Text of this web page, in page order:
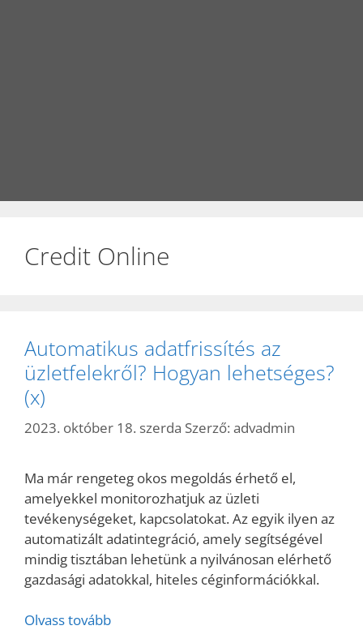
Credit Online
Automatikus adatfrissítés az
üzletfelekről? Hogyan lehetséges?
(x)
2023. október 18. szerda Szerző: advadmin
Ma már rengeteg okos megoldás érhető el,
amelyekkel monitorozhatjuk az üzleti
tevékenységeket, kapcsolatokat. Az egyik ilyen az
automatizált adatintegráció, amely segítségével
mindig tisztában lehetünk a nyilvánosan elérhető
gazdasági adatokkal, hiteles céginformációkkal.
Olvass tovább